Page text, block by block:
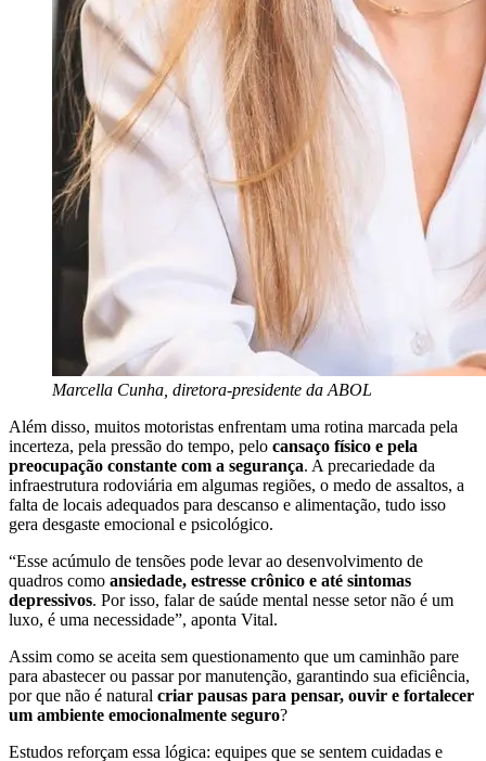
Marcella Cunha, diretora-presidente da ABOL
Além disso, muitos motoristas enfrentam uma rotina marcada pela
incerteza, pela pressão do tempo, pelo cansaço físico e pela
preocupação constante com a segurança. A precariedade da
infraestrutura rodoviária em algumas regiões, o medo de assaltos, a
falta de locais adequados para descanso e alimentação, tudo isso
gera desgaste emocional e psicológico.
“Esse acúmulo de tensões pode levar ao desenvolvimento de
quadros como ansiedade, estresse crônico e até sintomas
depressivos. Por isso, falar de saúde mental nesse setor não é um
luxo, é uma necessidade”, aponta Vital.
Assim como se aceita sem questionamento que um caminhão pare
para abastecer ou passar por manutenção, garantindo sua eficiência,
por que não é natural criar pausas para pensar, ouvir e fortalecer
um ambiente emocionalmente seguro?
Estudos reforçam essa lógica: equipes que se sentem cuidadas e